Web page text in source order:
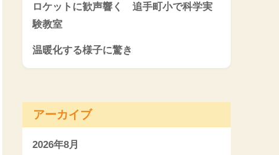
ロケットに歓声響く 追手町小で科学実
験教室
温暖化する様子に驚き
アーカイブ
2026年8月